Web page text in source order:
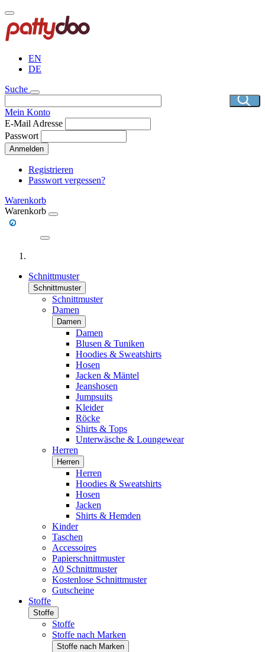
Direkt
zum
Inhalt
EN
DE
Suche
Mein Konto
E-Mail Adresse
Passwort
Anmelden
Registrieren
Passwort vergessen?
Warenkorb
Warenkorb
Schnittmuster
Schnittmuster
Schnittmuster
Damen
Damen
Damen
Blusen & Tuniken
Hoodies & Sweatshirts
Hosen
Jacken & Mäntel
Jeanshosen
Jumpsuits
Kleider
Röcke
Shirts & Tops
Unterwäsche & Loungewear
Herren
Herren
Herren
Hoodies & Sweatshirts
Hosen
Jacken
Shirts & Hemden
Kinder
Taschen
Accessoires
Papierschnittmuster
A0 Schnittmuster
Kostenlose Schnittmuster
Gutscheine
Stoffe
Stoffe
Stoffe
Stoffe nach Marken
Stoffe nach Marken